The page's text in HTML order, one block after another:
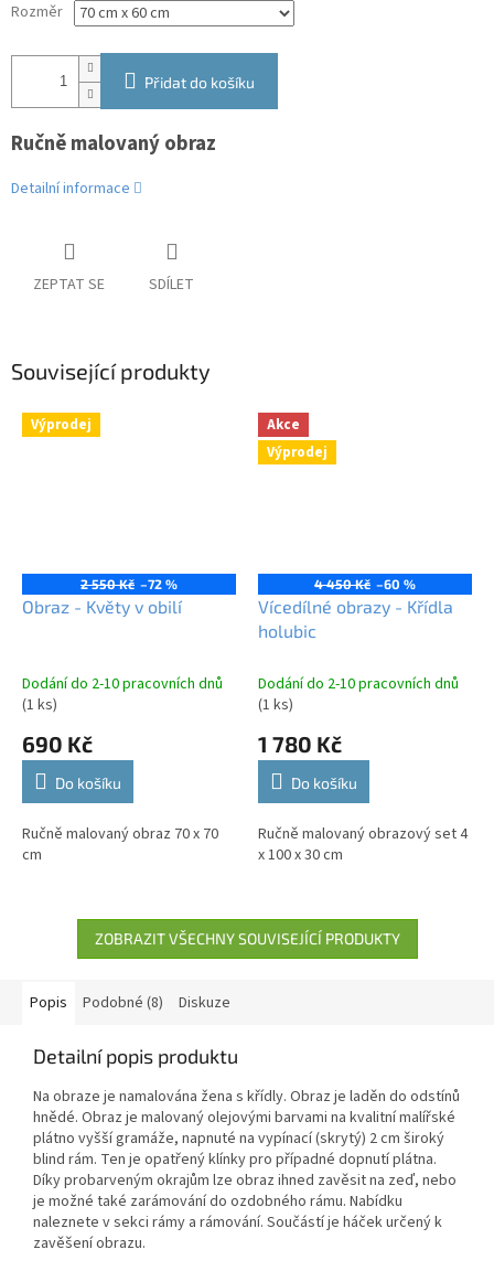
Rozměr
Přidat do košíku
Ručně malovaný obraz
Detailní informace
ZEPTAT SE SDÍLET
Související produkty
Výprodej
2 550 Kč –72 %
Obraz - Květy v obilí
Dodání do 2-10 pracovních dnů
(1 ks)
690 Kč
Do košíku
Ručně malovaný obraz 70 x 70
cm
Akce
Výprodej
4 450 Kč –60 %
Vícedílné obrazy - Křídla
holubic
Dodání do 2-10 pracovních dnů
(1 ks)
1 780 Kč
Do košíku
Ručně malovaný obrazový set 4
x 100 x 30 cm
ZOBRAZIT VŠECHNY SOUVISEJÍCÍ PRODUKTY
Popis Podobné (8) Diskuze
Detailní popis produktu
Na obraze je namalována žena s křídly. Obraz je laděn do odstínů
hnědé. Obraz je malovaný olejovými barvami na kvalitní malířské
plátno vyšší gramáže, napnuté na vypínací (skrytý) 2 cm široký
blind rám. Ten je opatřený klínky pro případné dopnutí plátna.
Díky probarveným okrajům lze obraz ihned zavěsit na zeď, nebo
je možné také zarámování do ozdobného rámu. Nabídku
naleznete v sekci rámy a rámování. Součástí je háček určený k
zavěšení obrazu.